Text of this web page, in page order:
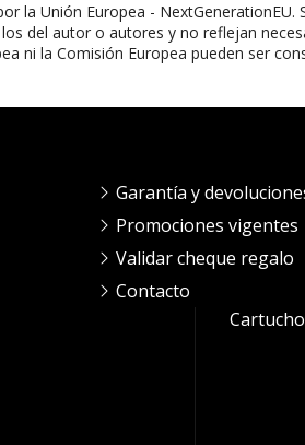
la Unión Europea -
del autor o autores y no reflejan
ni la Comisión Europea pueden ser
Garantía y
Promociones vigentes
Validar cheque regalo
Contacto